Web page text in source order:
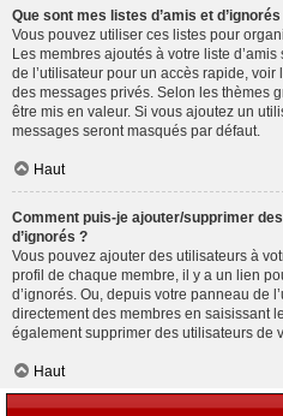
Que sont mes listes d’amis et d’ignorés
Vous pouvez utiliser ces listes pour
Les membres ajoutés à votre liste
de l’utilisateur pour un accès rapide,
des messages privés. Selon les thèmes
être mis en valeur. Si vous ajoutez un
messages seront masqués par défaut.
Haut
Comment puis-je ajouter/supprimer
d’ignorés ?
Vous pouvez ajouter des utilisateurs à
profil de chaque membre, il y a un lien
d’ignorés. Ou, depuis votre panneau de
directement des membres en saisissant
également supprimer des utilisateurs de
Haut